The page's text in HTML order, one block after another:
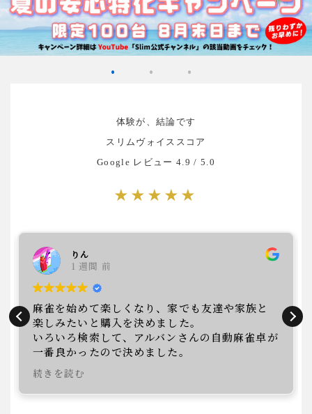
体験が、結論です
スリムヴォイススコア
Google レビュー 4.9 / 5.0
★★★★★
りん
1 週間 前
麻雀を始めて楽しくなり、家でも友達や家族と
楽しみたいと購入を決めました。
いろいろ検索して、アルバンさんの自動麻雀卓が
一番良かったので決めました。
来店して、丁寧に説明をして頂きありがとうご
ざいました。
続きを読む